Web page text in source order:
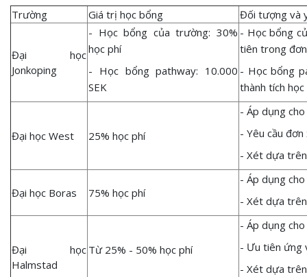
Trường
Giá trị học bổng Đối tượng và
Đại học
Jonkoping
- Học bổng của trường: 30%
học phí
- Học bổng pathway: 10.000
SEK
- Học bổng
tiên trong
- Học bổng
thành tích
Đại học West 25% học phí
- Áp dụng
- Yêu cầu
- Xét dựa
Đại học Boras 75% học phí
- Áp dụng
- Xét dựa
Đại học
Halmstad
Từ 25% - 50% học phí
- Áp dụng
- Ưu tiên ứng
- Xét dựa